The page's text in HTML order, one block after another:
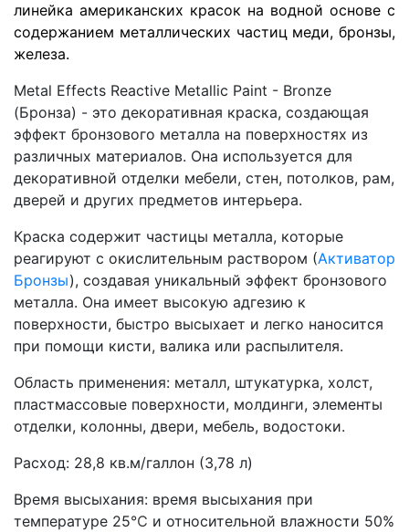
линейка американских красок на водной основе с
содержанием металлических частиц меди, бронзы,
железа.
Metal Effects Reactive Metallic Paint - Bronze
(Бронза) - это декоративная краска, создающая
эффект бронзового металла на поверхностях из
различных материалов. Она используется для
декоративной отделки мебели, стен, потолков, рам,
дверей и других предметов интерьера.
Краска содержит частицы металла, которые
реагируют с окислительным раствором (Активатор
Бронзы), создавая уникальный эффект бронзового
металла. Она имеет высокую адгезию к
поверхности, быстро высыхает и легко наносится
при помощи кисти, валика или распылителя.
Область применения: металл, штукатурка, холст,
пластмассовые поверхности, молдинги, элементы
отделки, колонны, двери, мебель, водостоки.
Расход: 28,8 кв.м/галлон (3,78 л)
Время высыхания: время высыхания при
температуре 25℃ и относительной влажности 50%